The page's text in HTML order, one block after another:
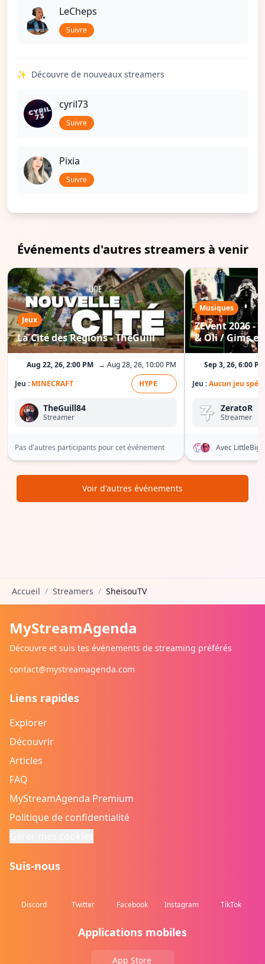
LeCheps
Suivre
✨ Découvre de nouveaux streamers
cyril73
Suivre
Pixia
Suivre
Événements d'autres streamers à venir
Jeux
La Cité des Régions - TheGuill
Aug 22, 26, 2:00 PM → Aug 28, 26, 10:00 PM
Jeu : MINECRAFT HYPE
TheGuill84
Streamer
Pas d'autres participants pour cet événement
Musiques
ZEvent 2026 -
& Oli / Gims
Sep 3, 26, 6:00 PM
Jeu :Aucun jeu
ZeratoR
Streamer
Avec
Voir d'autres événements
Accueil / Streamers / SheisouTV
MyStreamAgenda
Découvre et suis tes événements de streaming préférés
contact@mystreamagenda.com
Liens rapides
Explorer
Découvrir
Articles
FAQ
MyStreamAgenda Premium
Politique de confidentialité
Suis-nous
Discord Twitter Facebook Instagram TikTok
Applications mobiles
App Store